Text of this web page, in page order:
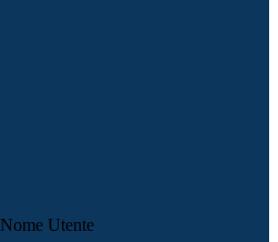
Nome Utente